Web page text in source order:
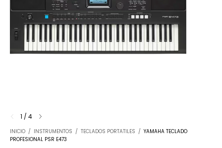
1 / 4
INICIO / INSTRUMENTOS / TECLADOS PORTATILES / YAMAHA TECLADO
PROFESIONAL PSR E473